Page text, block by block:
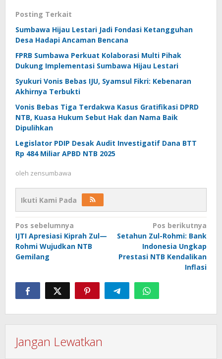
Posting Terkait
Sumbawa Hijau Lestari Jadi Fondasi Ketangguhan
Desa Hadapi Ancaman Bencana
FPRB Sumbawa Perkuat Kolaborasi Multi Pihak
Dukung Implementasi Sumbawa Hijau Lestari
Syukuri Vonis Bebas IJU, Syamsul Fikri: Kebenaran
Akhirnya Terbukti
Vonis Bebas Tiga Terdakwa Kasus Gratifikasi DPRD
NTB, Kuasa Hukum Sebut Hak dan Nama Baik
Dipulihkan
Legislator PDIP Desak Audit Investigatif Dana BTT
Rp 484 Miliar APBD NTB 2025
oleh zensumbawa
Ikuti Kami Pada
Navigasi
pos
Pos sebelumnya
IJTI Apresiasi Kiprah Zul—
Rohmi Wujudkan NTB
Gemilang
Pos berikutnya
Setahun Zul-Rohmi: Bank
Indonesia Ungkap
Prestasi NTB Kendalikan
Inflasi
Jangan Lewatkan